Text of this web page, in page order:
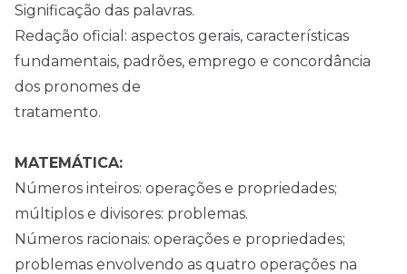
Significação das palavras.
Redação oficial: aspectos gerais, características
fundamentais, padrões, emprego e concordância
dos pronomes de
tratamento.
MATEMÁTICA:
Números inteiros: operações e propriedades;
múltiplos e divisores: problemas.
Números racionais: operações e propriedades;
problemas envolvendo as quatro operações na